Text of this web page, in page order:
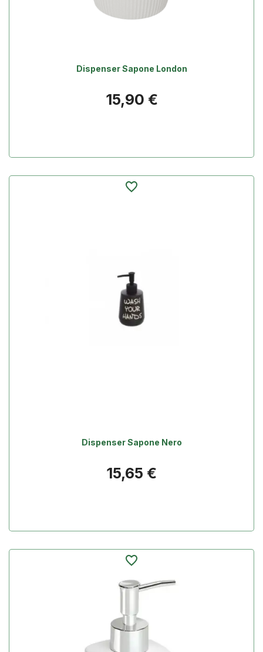
Dispenser Sapone London
Prezzo
15,90 €
Dispenser Sapone Nero
Prezzo
15,65 €